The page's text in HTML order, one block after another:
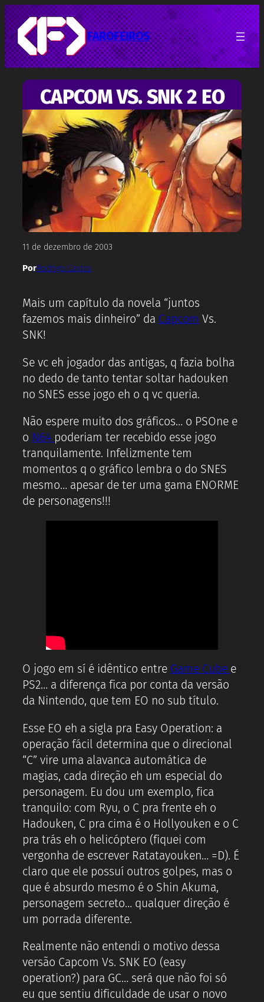
Pular
para
o
conteúdo
FAROFEIROS
CAPCOM VS. SNK 2 EO
11 de dezembro de 2003
PorRodrigo Castro
Mais um capítulo da novela “juntos
fazemos mais dinheiro” da Capcom Vs.
SNK!
Se vc eh jogador das antigas, q fazia bolha
no dedo de tanto tentar soltar hadouken
no SNES esse jogo eh o q vc queria.
Não espere muito dos gráficos… o PSOne e
o N64 poderiam ter recebido esse jogo
tranquilamente. Infelizmente tem
momentos q o gráfico lembra o do SNES
mesmo… apesar de ter uma gama ENORME
de personagens!!!
O jogo em sí é idêntico entre Game Cube e
PS2… a diferença fica por conta da versão
da Nintendo, que tem EO no sub título.
Esse EO eh a sigla pra Easy Operation: a
operação fácil determina que o direcional
“C” vire uma alavanca automática de
magias, cada direção eh um especial do
personagem. Eu dou um exemplo, fica
tranquilo: com Ryu, o C pra frente eh o
Hadouken, C pra cima é o Hollyouken e o C
pra trás eh o helicóptero (fiquei com
vergonha de escrever Ratatayouken… =D). É
claro que ele possuí outros golpes, mas o
que é absurdo mesmo é o Shin Akuma,
personagem secreto… qualquer direção é
um porrada diferente.
Realmente não entendi o motivo dessa
versão Capcom Vs. SNK EO (easy
operation?) para GC… será que não foi só
eu que sentiu dificuldade de usar o novo